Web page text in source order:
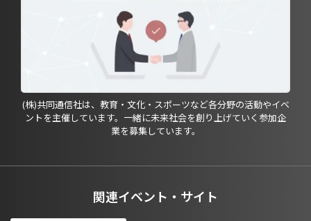
(株)共同通信社は、教育・文化・スポーツなど各分野の活動やイベ
ントを主催しています。一緒に未来社会を創り上げていく参加企
業を募集しています。
関連イベント・サイト